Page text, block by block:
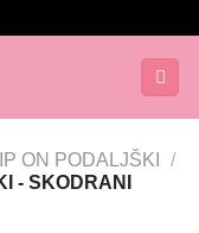
ON PODALJŠKI
/
- SKODRANI